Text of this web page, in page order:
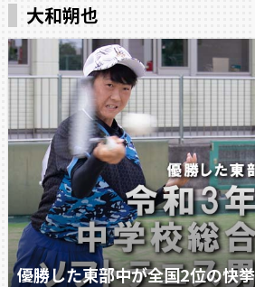
大和朔也
優勝した東部中が全国2位の快挙